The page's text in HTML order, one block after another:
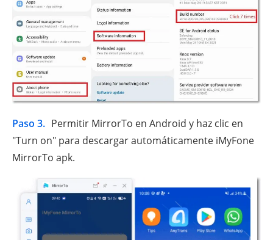
Paso 3. Permitir MirrorTo en Android y haz clic en
"Turn on" para descargar automáticamente iMyFone
MirrorTo apk.